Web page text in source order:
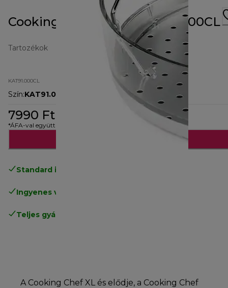
Cooking Chef gőzölő KAT91.000CL
Tartozékok
KAT91.000CL
Szín:KAT91.000CL
7990 Ft
*ÁFA-val együtt
Standard ingyenes kiszállítás
Ingyenes visszaküldés
Teljes gyártói garancia
A Cooking Chef XL és elődje, a Cooking Chef